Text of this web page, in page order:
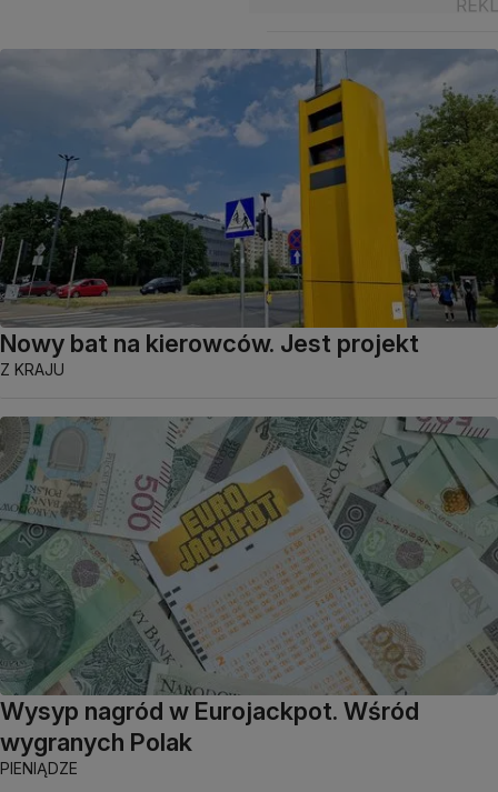
Nowy bat na kierowców. Jest projekt
Z KRAJU
Wysyp nagród w Eurojackpot. Wśród
wygranych Polak
PIENIĄDZE